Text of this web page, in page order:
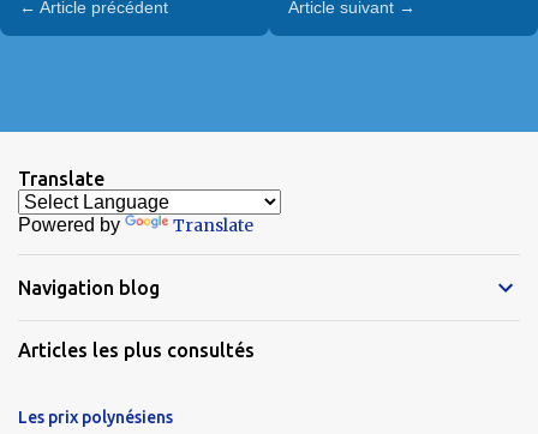
← Article précédent Article suivant →
Translate
Powered by Translate
Navigation blog
Articles les plus consultés
Les prix polynésiens